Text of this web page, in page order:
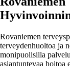
Rovaniemen
terveydenhuoltoa ja
monipuolisilla
asiantuntevaa hoitoa